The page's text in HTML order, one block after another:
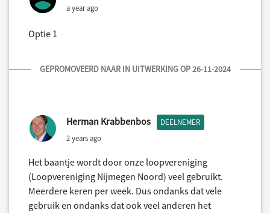
a year ago
Optie 1
GEPROMOVEERD NAAR IN UITWERKING OP 26-11-2024
Herman Krabbenbos DEELNEMER
2 years ago
Het baantje wordt door onze loopvereniging
(Loopvereniging Nijmegen Noord) veel gebruikt.
Meerdere keren per week. Dus ondanks dat vele
gebruik en ondanks dat ook veel anderen het